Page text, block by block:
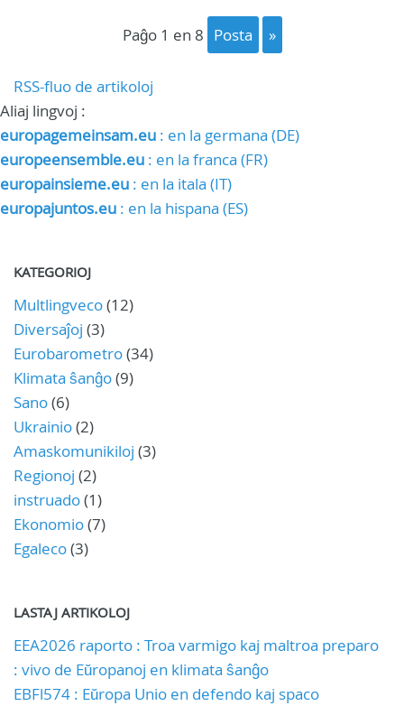
paĝo 1 en 8 posta »
RSS-fluo de artikoloj
Aliaj lingvoj :
europagemeinsam.eu : en la germana (DE)
europeensemble.eu : en la franca (FR)
europainsieme.eu : en la itala (IT)
europajuntos.eu : en la hispana (ES)
KATEGORIOJ
Multlingveco(12)
Diversaĵoj (3)
Eurobarometro(34)
Klimata ŝanĝo(9)
Sano(6)
Ukrainio(2)
Amaskomunikiloj (3)
Regionoj (2)
instruado(1)
Ekonomio(7)
Egaleco(3)
LASTAJ ARTIKOLOJ
EEA2026 raporto : Troa varmigo kaj maltroa preparo
: vivo de Eŭropanoj en klimata ŝanĝo
EBFl574 : Eŭropa Unio en defendo kaj spaco